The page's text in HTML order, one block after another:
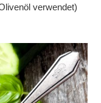
verwendet)